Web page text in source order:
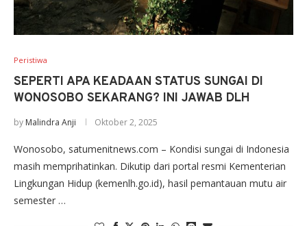
Peristiwa
SEPERTI APA KEADAAN STATUS SUNGAI DI
WONOSOBO SEKARANG? INI JAWAB DLH
by Malindra Anji Oktober 2, 2025
Wonosobo, satumenitnews.com – Kondisi sungai di Indonesia
masih memprihatinkan. Dikutip dari portal resmi Kementerian
Lingkungan Hidup (kemenlh.go.id), hasil pemantauan mutu air
semester …